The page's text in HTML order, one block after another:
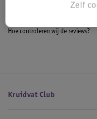
Alle Halterschijven
Hoe controleren wij de reviews?
Kruidvat Club
Zelf